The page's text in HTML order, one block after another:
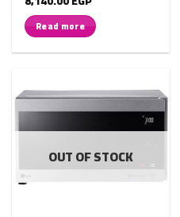
Read more
OUT OF STOCK